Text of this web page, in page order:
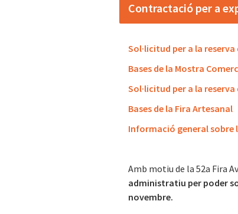
Contractació per a
Sol·licitud per a la
Bases de la Mostra
Sol·licitud per a la
Bases de la Fira Artesanal
Informació general sobre
Amb motiu de la 52a Fira
administratiu per poder
novembre.